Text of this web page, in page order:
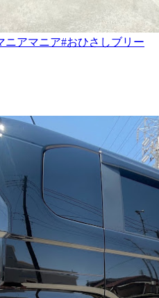
ニアマニア#おひさしブリー